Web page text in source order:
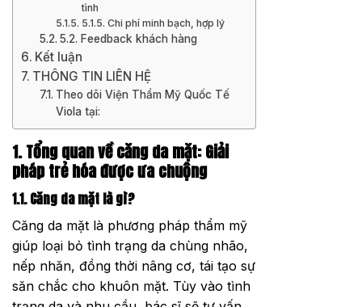
tình
5.1.5. Chi phí minh bạch, hợp lý
5.2. Feedback khách hàng
Kết luận
THÔNG TIN LIÊN HỆ
Theo dõi Viện Thẩm Mỹ Quốc Tế
Viola tại:
1. Tổng quan về căng da mặt: Giải
pháp trẻ hóa được ưa chuộng
1.1. Căng da mặt là gì?
Căng da mặt là phương pháp thẩm mỹ
giúp loại bỏ tình trạng da chùng nhão,
nếp nhăn, đồng thời nâng cơ, tái tạo sự
săn chắc cho khuôn mặt. Tùy vào tình